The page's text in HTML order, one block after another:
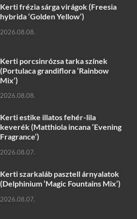
Kerti frézia sárga virágok (Freesia
hybrida ‘Golden Yellow’)
2026.08.08.
Kerti porcsinrózsa tarka színek
(Portulaca grandiflora ‘Rainbow
Mix’)
2026.08.08.
Kerti estike illatos fehér-lila
keverék (Matthiola incana ‘Evening
Fragrance’)
2026.08.07.
Kerti szarkaláb pasztell árnyalatok
(Delphinium ‘Magic Fountains Mix’)
2026.08.07.